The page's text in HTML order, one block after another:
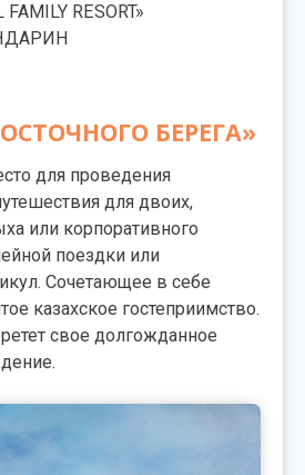
RESORT»
БЕРЕГА»
для проведения
для двоих,
или корпоративного
поездки или
Сочетающее в себе
казахское гостеприимство.
свое долгожданное